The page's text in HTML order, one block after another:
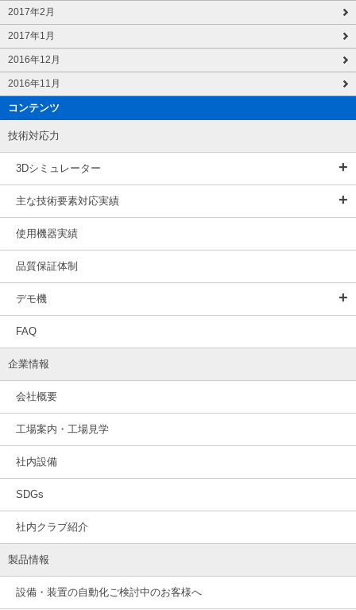
2017年2月
2017年1月
2016年12月
2016年11月
コンテンツ
技術対応力
3Dシミュレーター
主な技術要素対応実績
使用機器実績
品質保証体制
デモ機
FAQ
企業情報
会社概要
工場案内・工場見学
社内設備
SDGs
社内クラブ紹介
製品情報
設備・装置の自動化ご検討中のお客様へ